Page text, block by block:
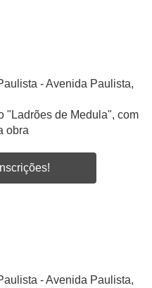
- Avenida Paulista,
"Ladrões de Medula", com
obra
- Avenida Paulista,